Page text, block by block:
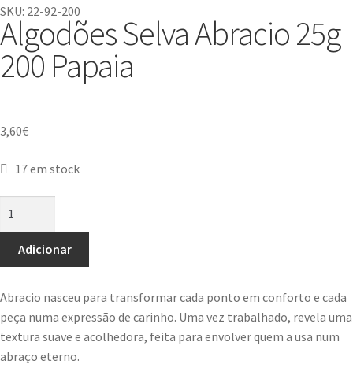
SKU: 22-92-200
Algodões Selva Abracio 25g
200 Papaia
3,60€
17 em stock
Adicionar
Abracio nasceu para transformar cada ponto em conforto e cada
peça numa expressão de carinho. Uma vez trabalhado, revela uma
textura suave e acolhedora, feita para envolver quem a usa num
abraço eterno.